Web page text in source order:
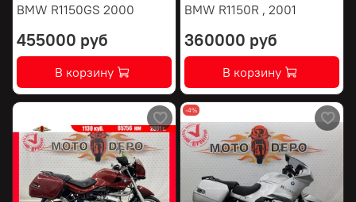
BMW R1150GS 2000
455000 руб
В корзину
BMW R1150R , 2001
360000 руб
В корзину
-4%